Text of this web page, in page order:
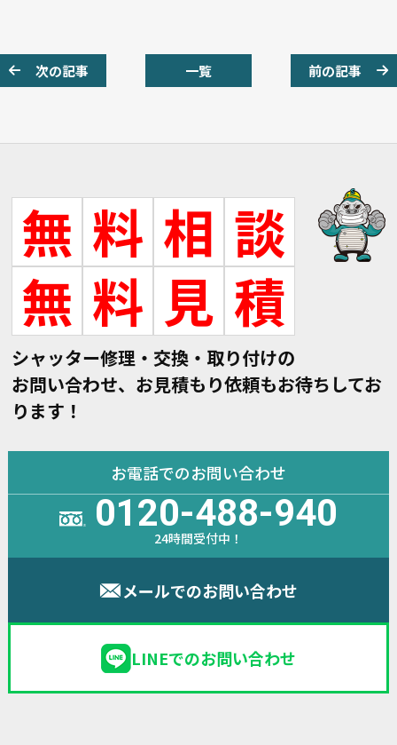
次の記事 一覧 前の記事
無 料 相 談
無 料 見 積
シャッター修理・交換・取り付けの
お問い合わせ、お見積もり依頼もお待ちしてお
ります！
お電話でのお問い合わせ
0120-488-940
24時間受付中！
メールでのお問い合わせ
LINEでのお問い合わせ